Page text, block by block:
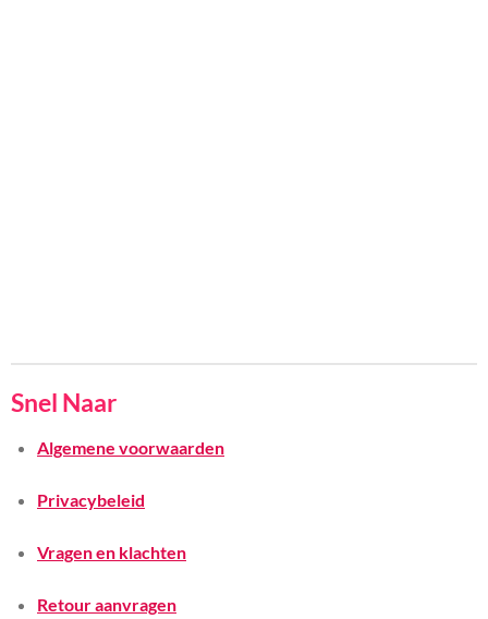
Snel Naar
Algemene voorwaarden
Privacybeleid
Vragen en klachten
Retour aanvragen